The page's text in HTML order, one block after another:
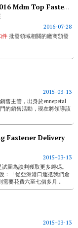
16 Fastener Distributors Honored With 2016 Mdm Top Fastener Distribution Companies Awards
2016-07-28
件批發領域相關的廠商頒發
2015-03-13
售主管，出身於ennepetal
的銷售活動，現在將領導該
Fastener Delivery
2015-03-13
圖為談判獲取更多籌碼。
：「從亞洲港口運抵我們倉
需要花費六至七個多月...
2015-03-13